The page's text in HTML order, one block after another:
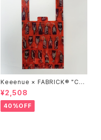
Keeenue × FABRICK®︎ "CO
MPACT SHOPPING BAG" st
acks Exclusive model
¥2,508
40%OFF